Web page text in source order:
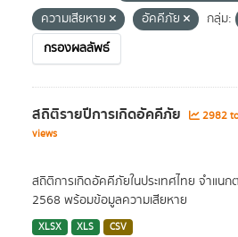
ความเสียหาย
อัคคีภัย กลุ่ม:
กรองผลลัพธ์
สถิติรายปีการเกิดอัคคีภัย 2982
views
สถิติการเกิดอัคคีภัยในประเทศไทย จำแน
2568 พร้อมข้อมูลความเสียหาย
XLSX XLS CSV